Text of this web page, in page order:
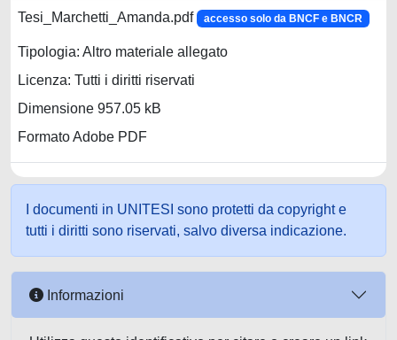
Tesi_Marchetti_Amanda.pdf accesso solo da BNCF e BNCR
Tipologia: Altro materiale allegato
Licenza: Tutti i diritti riservati
Dimensione 957.05 kB
Formato Adobe PDF
I documenti in UNITESI sono protetti da copyright e
tutti i diritti sono riservati, salvo diversa indicazione.
Informazioni